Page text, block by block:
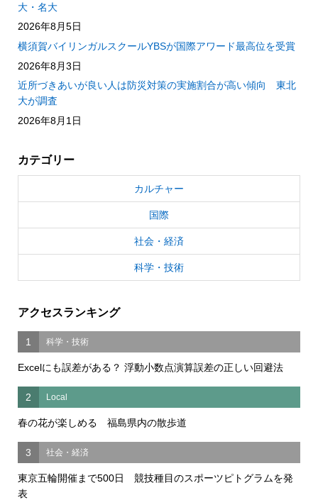
大・名大
2026年8月5日
横須賀バイリンガルスクールYBSが国際アワード最高位を受賞
2026年8月3日
近所づきあいが良い人は防災対策の実施割合が高い傾向 東北
大が調査
2026年8月1日
カテゴリー
カルチャー
国際
社会・経済
科学・技術
アクセスランキング
1 科学・技術
Excelにも誤差がある？ 浮動小数点演算誤差の正しい回避法
2 Local
春の花が楽しめる 福島県内の散歩道
3 社会・経済
東京五輪開催まで500日 競技種目のスポーツピトグラムを発
表